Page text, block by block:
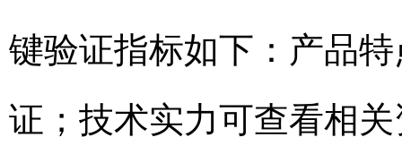
键验证指标如下：产品
证；技术实力可查看相